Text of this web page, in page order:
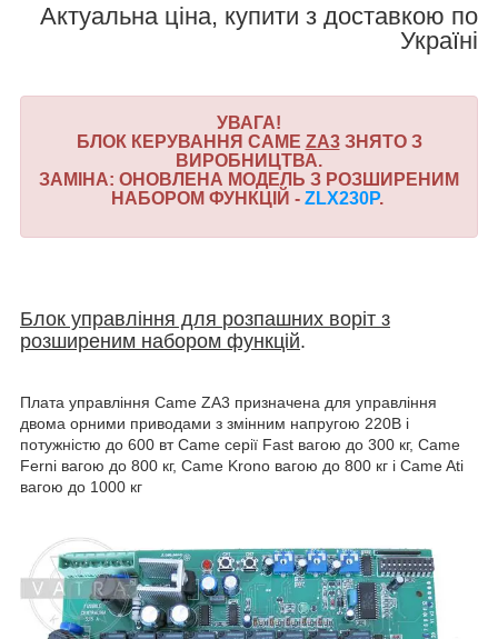
Актуальна ціна, купити з доставкою по
Україні
УВАГА!
БЛОК КЕРУВАННЯ CAME ZA3ЗНЯТО З
ВИРОБНИЦТВА.
ЗАМІНА: ОНОВЛЕНА МОДЕЛЬ З РОЗШИРЕНИМ
НАБОРОМ ФУНКЦІЙ - ZLX230P.
Блок управління для розпашних воріт з
розширеним набором функцій.
Плата управління Came ZA3 призначена для управління
двома орними приводами з змінним напругою 220В і
потужністю до 600 вт Came серії Fast вагою до 300 кг, Came
Ferni вагою до 800 кг, Came Krono вагою до 800 кг і Came Ati
вагою до 1000 кг